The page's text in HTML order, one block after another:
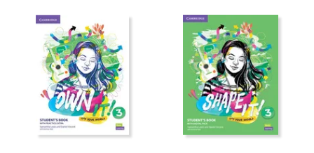
50% $ 63.74 15%